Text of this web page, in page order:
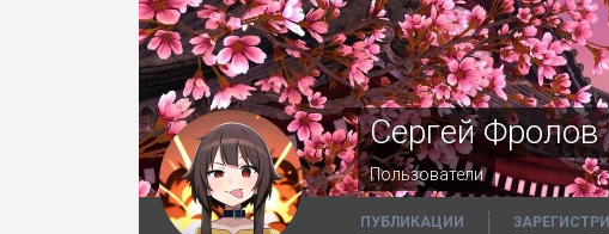
Сергей Фролов
Пользователи
ПУБЛИКАЦИИ